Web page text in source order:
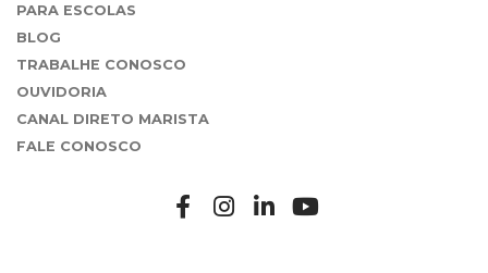
PARA ESCOLAS
BLOG
TRABALHE CONOSCO
OUVIDORIA
CANAL DIRETO MARISTA
FALE CONOSCO